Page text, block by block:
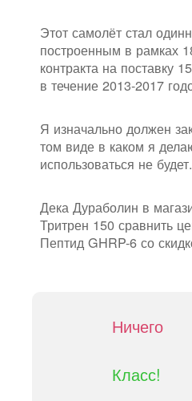
Этот самолёт стал
построенным в рамках
контракта на поставку
в течение 2013-2017
Я изначально должен
том виде в каком я
использоваться не будет.
Дека Дураболин в
Тритрен 150 сравнить
Пептид GHRP-6 со
Ничего
Класс!